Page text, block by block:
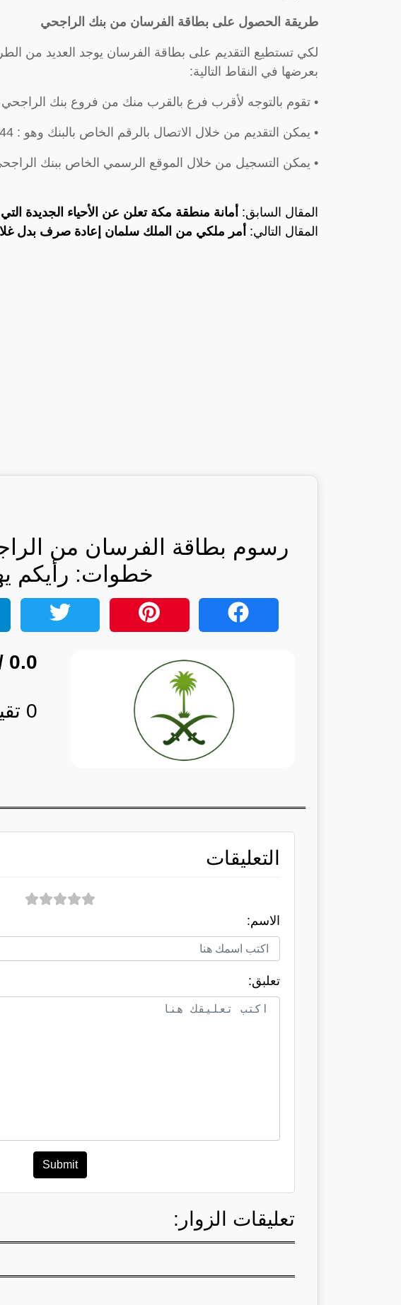
طريقة الحصول على بطاقة الفرسان من بنك الراجحي
لكي تستطيع التقديم على بطاقة الفرسان يوجد العديد من
بعرضها في النقاط التالية:
• تقوم بالتوجه لأقرب فرع بالقرب منك من فروع بنك
• يمكن التقديم من خلال الاتصال بالرقم الخاص بالبنك وهو : 966920003344
• يمكن التسجيل من خلال الموقع الرسمي الخاص ببنك
المقال السابق: أمانة منطقة مكة تعلن عن الأحياء الجديدة التي
المقال التالي: أمر ملكي من الملك سلمان إعادة صرف بدل
خطوات: رأيكم
0.0
0
التعليقات
الاسم:
تعلبق:
Submit
تعليقات الزوار: